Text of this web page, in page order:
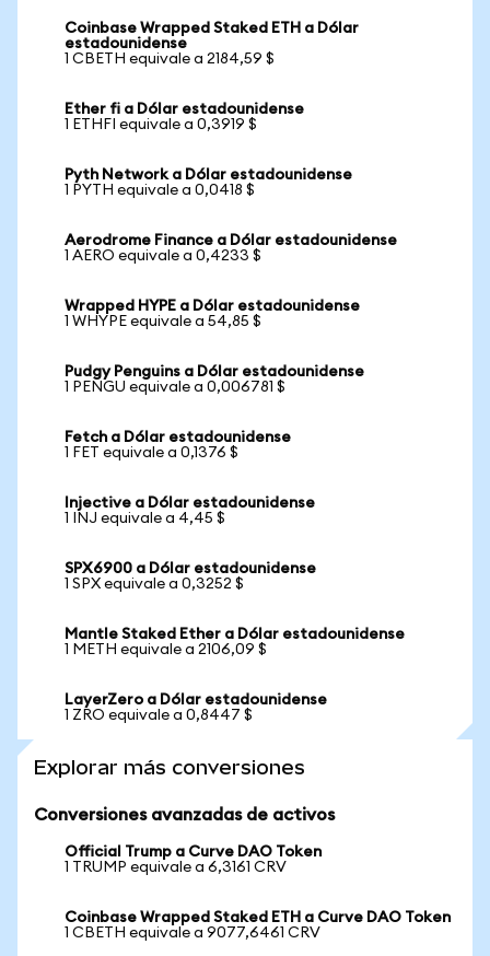
Coinbase Wrapped Staked ETH a Dólar
estadounidense
1 CBETH equivale a 2184,59 $
Ether fi a Dólar estadounidense
1 ETHFI equivale a 0,3919 $
Pyth Network a Dólar estadounidense
1 PYTH equivale a 0,0418 $
Aerodrome Finance a Dólar estadounidense
1 AERO equivale a 0,4233 $
Wrapped HYPE a Dólar estadounidense
1 WHYPE equivale a 54,85 $
Pudgy Penguins a Dólar estadounidense
1 PENGU equivale a 0,006781 $
Fetch a Dólar estadounidense
1 FET equivale a 0,1376 $
Injective a Dólar estadounidense
1 INJ equivale a 4,45 $
SPX6900 a Dólar estadounidense
1 SPX equivale a 0,3252 $
Mantle Staked Ether a Dólar estadounidense
1 METH equivale a 2106,09 $
LayerZero a Dólar estadounidense
1 ZRO equivale a 0,8447 $
Explorar más conversiones
Conversiones avanzadas de activos
Official Trump a Curve DAO Token
1 TRUMP equivale a 6,3161 CRV
Coinbase Wrapped Staked ETH a Curve DAO Token
1 CBETH equivale a 9077,6461 CRV